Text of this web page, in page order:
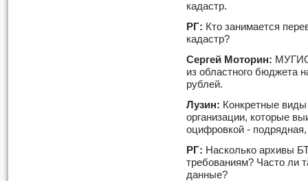
кадастр.
РГ: Кто занимается
кадастр?
Сергей Моторин:
из областного бюджета
рублей.
Лузин: Конкретные
организации, которые
оцифровкой -
РГ: Насколько архивы
требованиям? Часто ли
данные?